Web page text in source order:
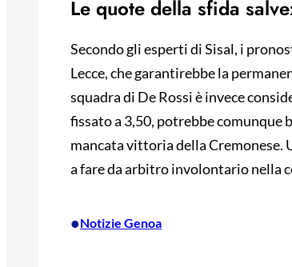
Le quote della sfida
Secondo gli esperti di Sisal, i
Lecce, che garantirebbe la
squadra di De Rossi è invece
fissato a 3,50, potrebbe comunque
mancata vittoria della Cremonese.
a fare da arbitro involontario nella
•Notizie Genoa